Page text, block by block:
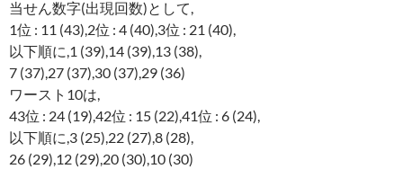
当せん数字(出現回数)として,
1位 : 11 (43),2位 : 4 (40),3位 : 21 (40),
以下順に,1 (39),14 (39),13 (38),
7 (37),27 (37),30 (37),29 (36)
ワースト10は,
43位 : 24 (19),42位 : 15 (22),41位 : 6 (24),
以下順に,3 (25),22 (27),8 (28),
26 (29),12 (29),20 (30),10 (30)